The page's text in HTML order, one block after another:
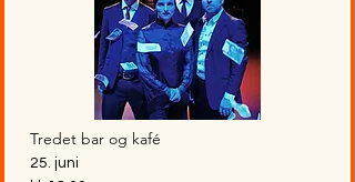
Tredet bar og kafé
25. juni